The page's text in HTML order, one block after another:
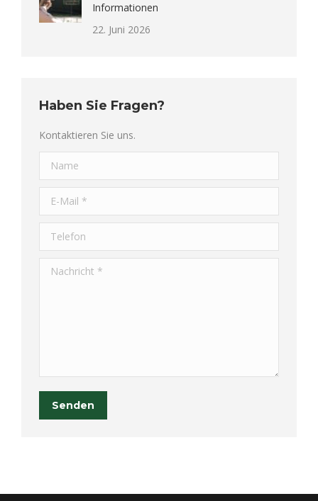
Informationen
22. Juni 2026
Haben Sie Fragen?
Kontaktieren Sie uns.
Name
E-Mail *
Telefon
Nachricht *
Senden